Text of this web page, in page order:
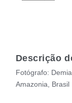
Descrição
Fotógrafo:
Amazonia, Brasil